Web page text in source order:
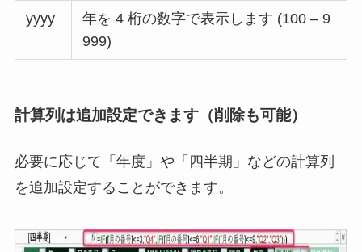
yyyy
年を 4 桁の数字で表示します (100 – 9
999)
計算列は追加設定できます（削除も可能）
必要に応じて「年度」や「四半期」などの計算列
を追加設定することができます。